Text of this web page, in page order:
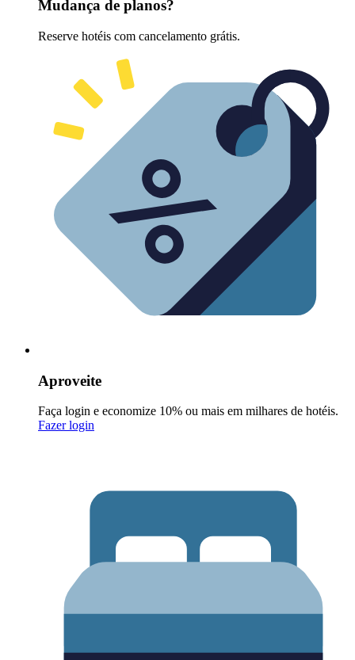
Mudança de planos?
Reserve hotéis com cancelamento grátis.
Aproveite
Faça login e economize 10% ou mais em milhares de hotéis.
Fazer login